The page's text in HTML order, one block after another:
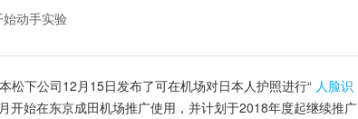
动手实验
松下公司12月15日发布了可在机场对日本人护照进行“ 人脸识
开始在东京成田机场推广使用，并计划于2018年度起继续推广